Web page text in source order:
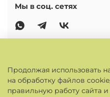
КАБИНЕТ
Мы в соц. сетях
Продолжая использовать
на обработку файлов
правильную работу сайта